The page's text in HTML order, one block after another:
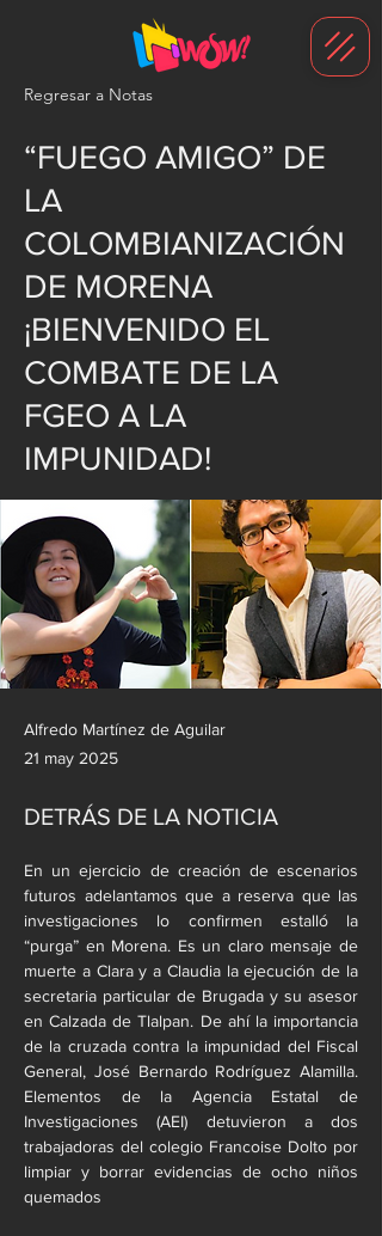
Regresar a Notas
“FUEGO AMIGO” DE
LA
COLOMBIANIZACIÓN
DE MORENA
¡BIENVENIDO EL
COMBATE DE LA
FGEO A LA
IMPUNIDAD!
Alfredo Martínez de Aguilar
21 may 2025
DETRÁS DE LA NOTICIA
En un ejercicio de creación de escenarios
futuros adelantamos que a reserva que las
investigaciones lo confirmen estalló la
“purga” en Morena. Es un claro mensaje de
muerte a Clara y a Claudia la ejecución de la
secretaria particular de Brugada y su asesor
en Calzada de Tlalpan. De ahí la importancia
de la cruzada contra la impunidad del Fiscal
General, José Bernardo Rodríguez Alamilla.
Elementos de la Agencia Estatal de
Investigaciones (AEI) detuvieron a dos
trabajadoras del colegio Francoise Dolto por
limpiar y borrar evidencias de ocho niños
quemados